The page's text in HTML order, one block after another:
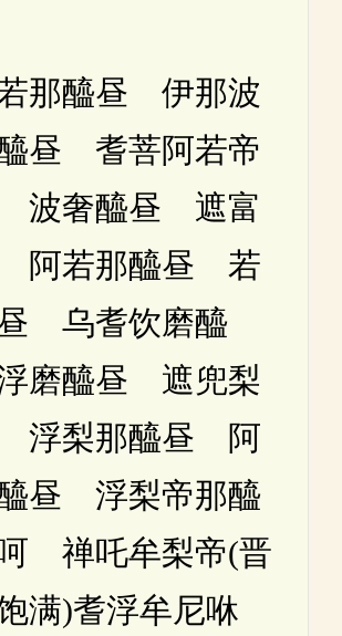
醯昼 伊那波
昼 耆菩阿若帝
波奢醯昼 遮富
阿若那醯昼 若
乌耆饮磨醯
磨醯昼 遮兜梨
浮梨那醯昼 阿
昼 浮梨帝那醯
禅吒牟梨帝(晋
满)耆浮牟尼咻